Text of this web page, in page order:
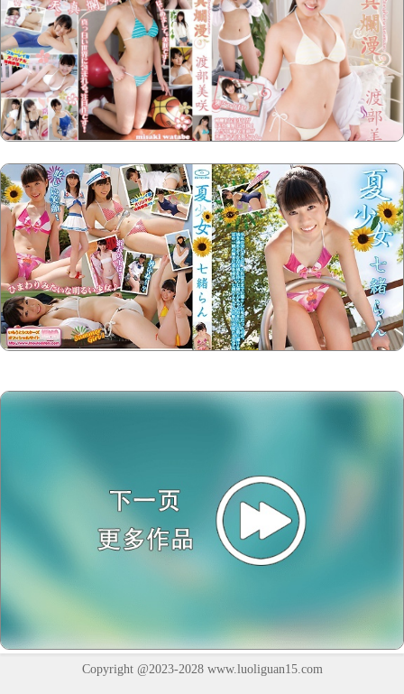
Copyright @2023-2028 www.luoliguan15.com